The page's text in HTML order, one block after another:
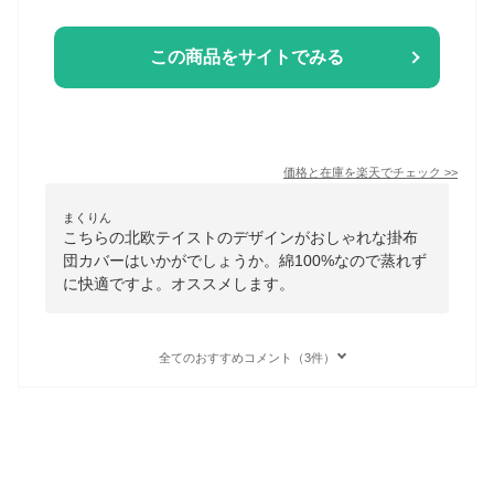
この商品をサイトでみる
価格と在庫を楽天でチェック >>
まくりん
こちらの北欧テイストのデザインがおしゃれな掛布
団カバーはいかがでしょうか。綿100%なので蒸れず
に快適ですよ。オススメします。
全てのおすすめコメント（3件）